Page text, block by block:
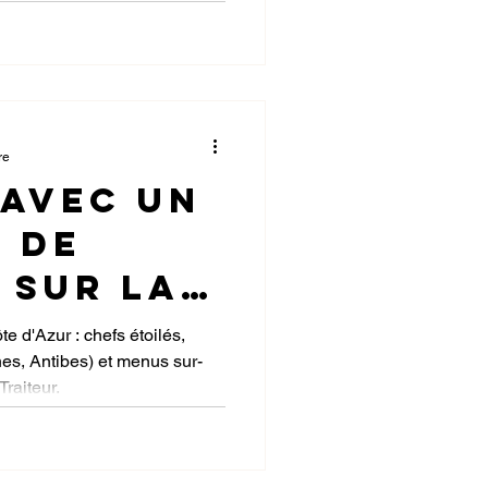
C’est dans ce cadre,
est fier d’apporter
un
sur la
d'Azur : chefs étoilés,
Antibes) et menus sur-